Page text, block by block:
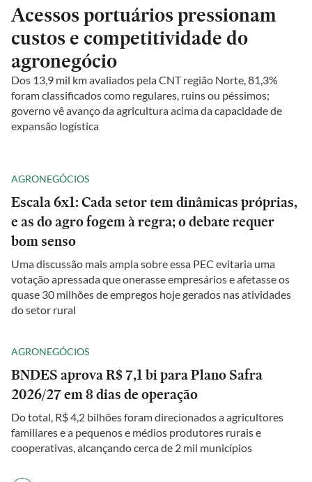
Acessos portuários pressionam
custos e competitividade do
agronegócio
Dos 13,9 mil km avaliados pela CNT região Norte, 81,3%
foram classificados como regulares, ruins ou péssimos;
governo vê avanço da agricultura acima da capacidade de
expansão logística
AGRONEGÓCIOS
Escala 6x1: Cada setor tem dinâmicas próprias,
e as do agro fogem à regra; o debate requer
bom senso
Uma discussão mais ampla sobre essa PEC evitaria uma
votação apressada que onerasse empresários e afetasse os
quase 30 milhões de empregos hoje gerados nas atividades
do setor rural
AGRONEGÓCIOS
BNDES aprova R$ 7,1 bi para Plano Safra
2026/27 em 8 dias de operação
Do total, R$ 4,2 bilhões foram direcionados a agricultores
familiares e a pequenos e médios produtores rurais e
cooperativas, alcançando cerca de 2 mil municípios